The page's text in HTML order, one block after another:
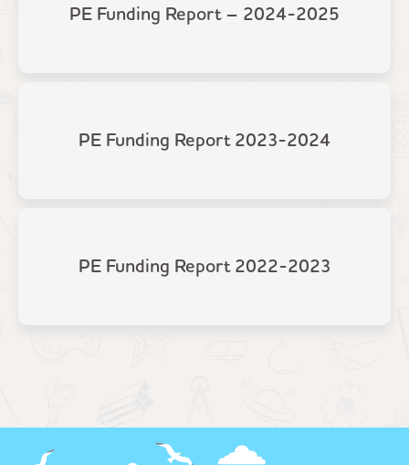
PE Funding Report – 2024-2025
PE Funding Report 2023-2024
PE Funding Report 2022-2023